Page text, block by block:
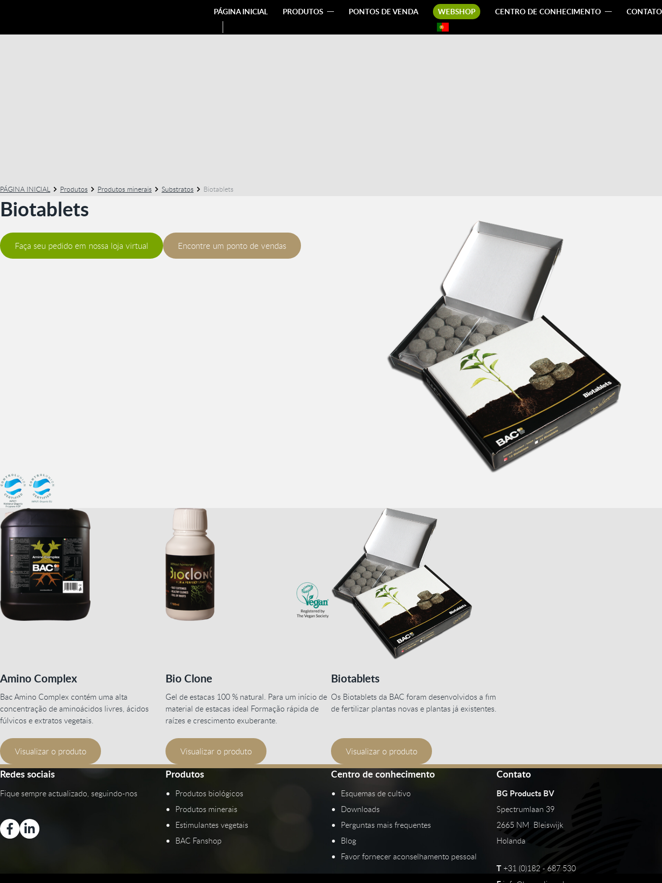
PÁGINA INICIAL PRODUTOS PONTOS DE VENDA WEBSHOP CENTRO DE CONHECIMENTO CONTATO
PÁGINA INICIAL Produtos Produtos minerais Substratos Biotablets
Biotablets
Faça seu pedido em nossa loja virtual Encontre um ponto de vendas
Amino Complex
Bac Amino Complex contém uma alta
concentração de aminoácidos livres, ácidos
fúlvicos e extratos vegetais.
Visualizar o produto
Bio Clone
Gel de estacas 100 % natural. Para um início de
material de estacas ideal Formação rápida de
raízes e crescimento exuberante.
Visualizar o produto
Biotablets
Os Biotablets da BAC foram desenvolvidos a fim
de fertilizar plantas novas e plantas já existentes.
Visualizar o produto
Redes sociais
Fique sempre actualizado, seguindo-nos
Produtos
Produtos biológicos
Produtos minerais
Estimulantes vegetais
BAC Fanshop
Centro de conhecimento
Esquemas de cultivo
Downloads
Perguntas mais frequentes
Blog
Favor fornecer aconselhamento pessoal
Contato
BG Products BV
Spectrumlaan 39
2665 NM Bleiswijk
Holanda
T +31 (0)182 - 687 530